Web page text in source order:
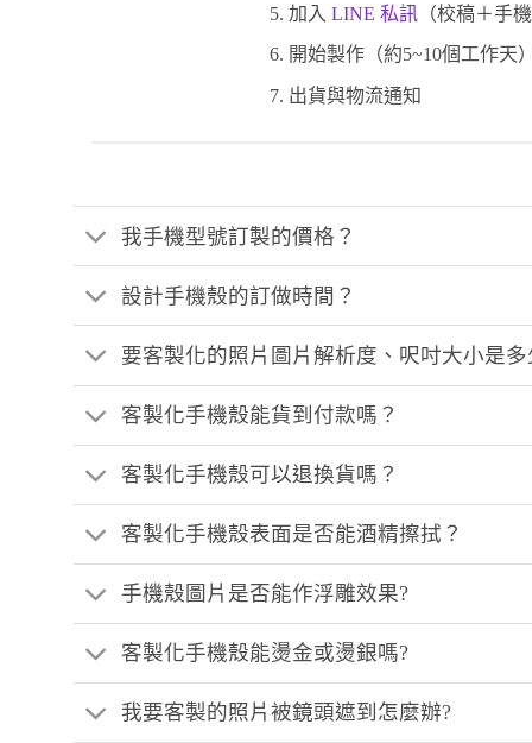
加入 LINE 私訊（校稿＋手
開始製作（約5~10個工作天
出貨與物流通知
我手機型號訂製的價格？
設計手機殼的訂做時間？
要客製化的照片圖片解析度、呎吋大小是多
客製化手機殼能貨到付款嗎？
客製化手機殼可以退換貨嗎？
客製化手機殼表面是否能酒精擦拭？
手機殼圖片是否能作浮雕效果?
客製化手機殼能燙金或燙銀嗎?
我要客製的照片被鏡頭遮到怎麼辦?